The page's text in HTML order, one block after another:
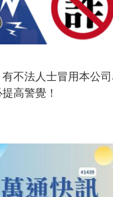
有不法人士冒用本公
高警覺！